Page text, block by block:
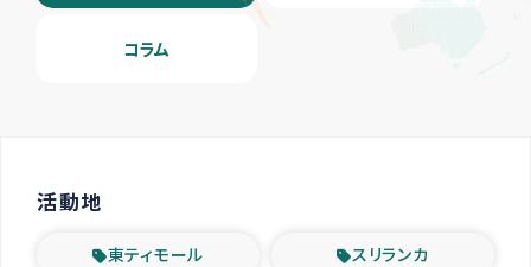
コラム
活動地
東ティモール スリランカ